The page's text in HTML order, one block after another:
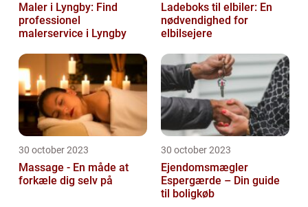
Maler i Lyngby: Find
professionel
malerservice i Lyngby
Ladeboks til elbiler: En
nødvendighed for
elbilsejere
30 october 2023
Massage - En måde at
forkæle dig selv på
30 october 2023
Ejendomsmægler
Espergærde – Din guide
til boligkøb